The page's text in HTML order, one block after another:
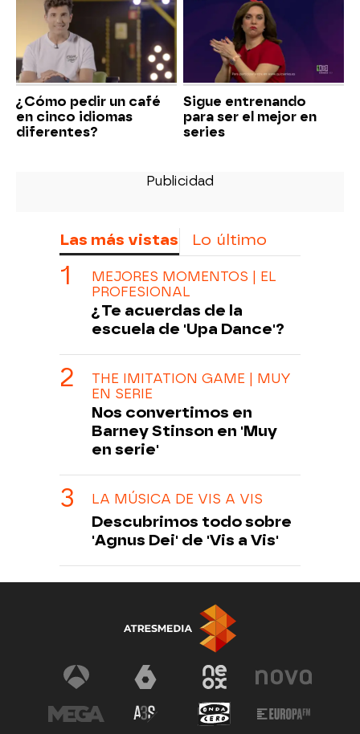
¿Cómo pedir un café
en cinco idiomas
diferentes?
Sigue entrenando
para ser el mejor en
series
Las más vistas Lo último
MEJORES MOMENTOS | EL
PROFESIONAL
¿Te acuerdas de la
escuela de 'Upa Dance'?
THE IMITATION GAME | MUY
EN SERIE
Nos convertimos en
Barney Stinson en 'Muy
en serie'
LA MÚSICA DE VIS A VIS
Descubrimos todo sobre
'Agnus Dei' de 'Vis a Vis'